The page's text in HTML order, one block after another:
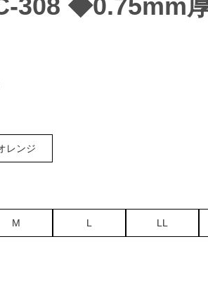
308 ◆0.75mm
レンジ
M L LL